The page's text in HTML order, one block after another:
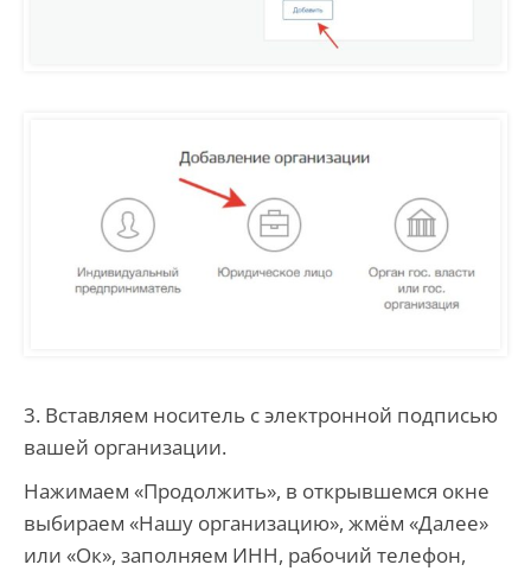
3. Вставляем носитель с электронной подписью
вашей организации.
Нажимаем «Продолжить», в открывшемся окне
выбираем «Нашу организацию», жмём «Далее»
или «Ок», заполняем ИНН, рабочий телефон,